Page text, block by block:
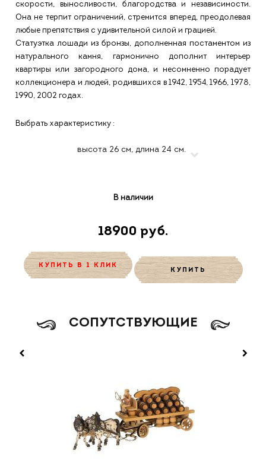
скорости, выносливости, благородства и независимости.
Она не терпит ограничений, стремится вперед, преодолевая
любые препятствия с удивительной силой и грацией.
Статуэтка лошади из бронзы, дополненная постаментом из
натурального камня, гармонично дополнит интерьер
квартиры или загородного дома, и несомненно порадует
коллекционера и людей, родившихся в 1942, 1954, 1966, 1978,
1990, 2002 годах.
Выбрать характеристику :
В наличии
18900 руб.
КУПИТЬ В 1 КЛИК
КУПИТЬ
CОПУТСТВУЮЩИЕ